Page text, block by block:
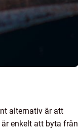
alternativ är att
enkelt att byta från